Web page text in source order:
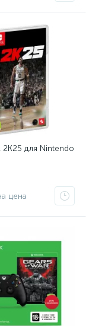
2K25 для Nintendo
цена